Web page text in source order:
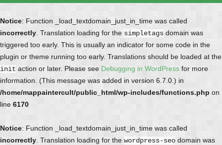
Notice: Function _load_textdomain_just_in_time was called
incorrectly . Translation loading for the simpletags domain was
triggered too early. This is usually an indicator for some code in the
plugin or theme running too early. Translations should be loaded at the
init action or later. Please see Debugging in WordPress for more
information. (This message was added in version 6.7.0.) in
/home/mappaintercult/public_html/wp-includes/functions.php on
line 6170
Notice: Function _load_textdomain_just_in_time was called
incorrectly . Translation loading for the wordpress-seo domain was